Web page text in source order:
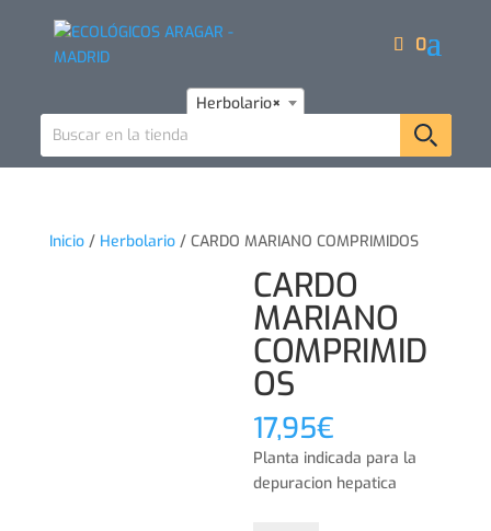
0
×
Herbolario
Inicio/ Herbolario/ CARDO MARIANO COMPRIMIDOS
CARDO
MARIANO
COMPRIMID
OS
17,95€
Planta indicada para la
depuracion hepatica